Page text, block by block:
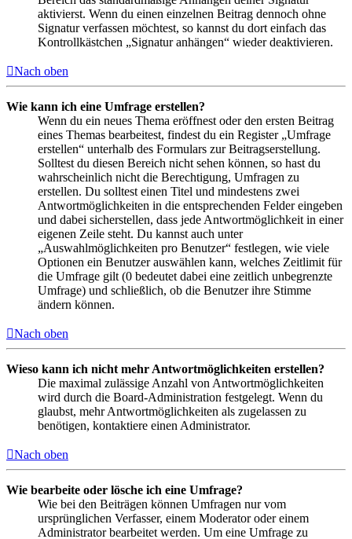
aktivierst. Wenn du einen einzelnen Beitrag dennoch ohne
Signatur verfassen möchtest, so kannst du dort einfach das
Kontrollkästchen „Signatur anhängen“ wieder deaktivieren.
Nach oben
Wie kann ich eine Umfrage erstellen?
Wenn du ein neues Thema eröffnest oder den ersten Beitrag
eines Themas bearbeitest, findest du ein Register „Umfrage
erstellen“ unterhalb des Formulars zur Beitragserstellung.
Solltest du diesen Bereich nicht sehen können, so hast du
wahrscheinlich nicht die Berechtigung, Umfragen zu
erstellen. Du solltest einen Titel und mindestens zwei
Antwortmöglichkeiten in die entsprechenden Felder eingeben
und dabei sicherstellen, dass jede Antwortmöglichkeit in einer
eigenen Zeile steht. Du kannst auch unter
„Auswahlmöglichkeiten pro Benutzer“ festlegen, wie viele
Optionen ein Benutzer auswählen kann, welches Zeitlimit für
die Umfrage gilt (0 bedeutet dabei eine zeitlich unbegrenzte
Umfrage) und schließlich, ob die Benutzer ihre Stimme
ändern können.
Nach oben
Wieso kann ich nicht mehr Antwortmöglichkeiten erstellen?
Die maximal zulässige Anzahl von Antwortmöglichkeiten
wird durch die Board-Administration festgelegt. Wenn du
glaubst, mehr Antwortmöglichkeiten als zugelassen zu
benötigen, kontaktiere einen Administrator.
Nach oben
Wie bearbeite oder lösche ich eine Umfrage?
Wie bei den Beiträgen können Umfragen nur vom
ursprünglichen Verfasser, einem Moderator oder einem
Administrator bearbeitet werden. Um eine Umfrage zu